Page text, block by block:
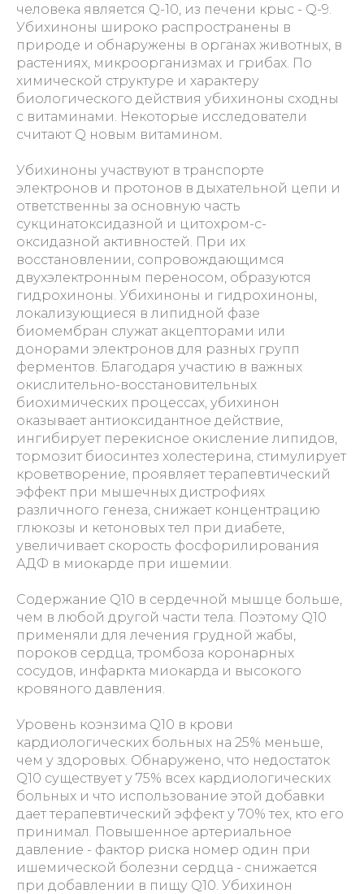
человека является Q-10, из печени крыс - Q-9.
Убихиноны широко распространены в
природе и обнаружены в органах животных, в
растениях, микроорганизмах и грибах. По
химической структуре и характеру
биологического действия убихиноны сходны
с витаминами. Некоторые исследователи
считают Q новым витамином
Убихиноны участвуют в транспорте
электронов и протонов в дыхательной цепи и
ответственны за основную часть
сукцинатоксидазной и цитохром-с-
оксидазной активностей. При их
восстановлении, сопровождающимся
двухэлектронным переносом, образуются
гидрохиноны. Убихиноны и гидрохиноны,
локализующиеся в липидной фазе
биомембран служат акцепторами или
донорами электронов для разных групп
ферментов. Благодаря участию в важных
окислительно-восстановительных
биохимических процессах, убихинон
оказывает антиоксидантное действие,
ингибирует перекисное окисление липидов,
тормозит биосинтез холестерина, стимулирует
кроветворение, проявляет терапевтический
эффект при мышечных дистрофиях
различного генеза, снижает концентрацию
глюкозы и кетоновых тел при диабете,
увеличивает скорость фосфорилирования
АДФ в миокарде при ишемии.
Содержание Q10 в сердечной мышце больше,
чем в любой другой части тела. Поэтому Q10
применяли для лечения грудной жабы,
пороков сердца, тромбоза коронарных
сосудов, инфаркта миокарда и высокого
кровяного давления.
Уровень коэнзима Q10 в крови
кардиологических больных на 25% меньше,
чем у здоровых. Обнаружено, что недостаток
Q10 существует у 75% всех кардиологических
больных и что использование этой добавки
дает терапевтический эффект у 70% тех, кто его
принимал. Повышенное артериальное
давление - фактор риска номер один при
ишемической болезни сердца - снижается
при добавлении в пищу Q10. Убихинон